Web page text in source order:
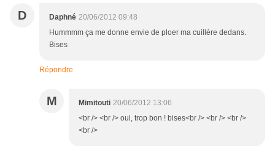
D Daphné 20/06/2012 09:48
Hummmm ça me donne envie de ploer ma cuillère dedans.
Bises
Répondre
M Mimitouti 20/06/2012 13:06
<br /> <br /> oui, trop bon ! bises<br /> <br /> <br />
<br />